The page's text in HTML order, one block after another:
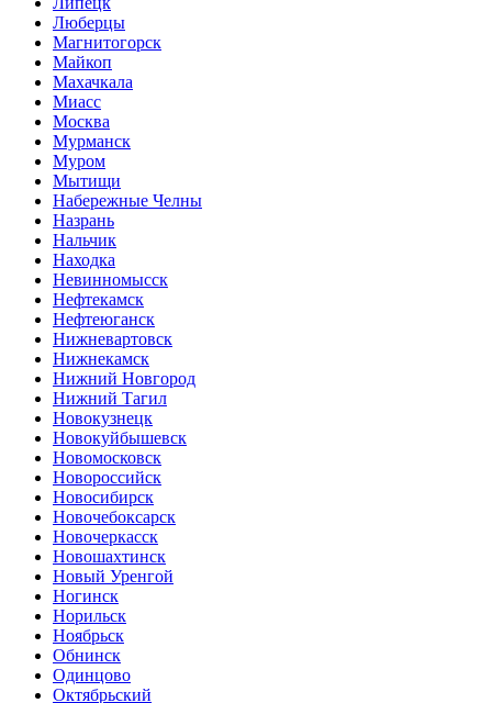
Люберцы
Магнитогорск
Майкоп
Махачкала
Миасс
Москва
Мурманск
Муром
Мытищи
Набережные Челны
Назрань
Нальчик
Находка
Невинномысск
Нефтекамск
Нефтеюганск
Нижневартовск
Нижнекамск
Нижний Новгород
Нижний Тагил
Новокузнецк
Новокуйбышевск
Новомосковск
Новороссийск
Новосибирск
Новочебоксарск
Новочеркасск
Новошахтинск
Новый Уренгой
Ногинск
Норильск
Ноябрьск
Обнинск
Одинцово
Октябрьский